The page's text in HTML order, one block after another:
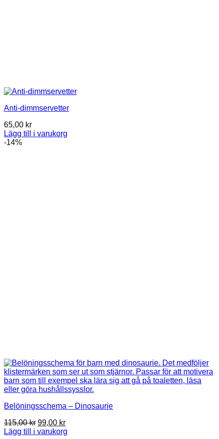
Anti-dimmservetter
65,00 kr
Lägg till i varukorg
-14%
Belöningsschema – Dinosaurie
115,00kr Det
ursprungliga
99,00 krDet
nuvarande
Lägg till i varukorg